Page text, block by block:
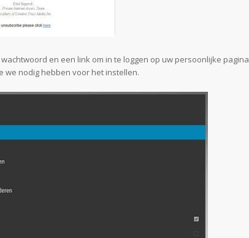
en een link om in te loggen op uw persoonlijke pagina
we nodig hebben voor het instellen.